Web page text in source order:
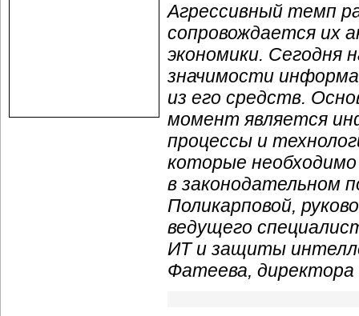
Агрессивный темп
сопровождается их
экономики. Сегодня
значимости
из его средств.
момент является
процессы и
которые
в законодательном
Поликарповой,
ведущего
ИТ и защиты
Фатеева,